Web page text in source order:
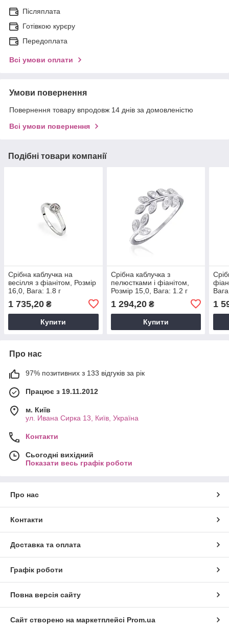
Післяплата
Готівкою курєру
Передоплата
Всі умови оплати
Умови повернення
Повернення товару впродовж 14 днів за домовленістю
Всі умови повернення
Подібні товари компанії
Срібна каблучка на
весілля з фіанітом, Розмір
16,0, Вага: 1.8 г
1 735,20 ₴
Купити
Срібна каблучка з
пелюстками і фіанітом,
Розмір 15,0, Вага: 1.2 г
1 294,20₴
Купити
1
Про нас
97% позитивних з 133 відгуків за рік
Працює з 19.11.2012
м. Київ
ул. Ивана Сирка 13, Київ, Україна
Контакти
Сьогодні вихідний
Показати весь графік роботи
Про нас
Контакти
Доставка та оплата
Графік роботи
Повна версія сайту
Сайт створено на маркетплейсі Prom.ua